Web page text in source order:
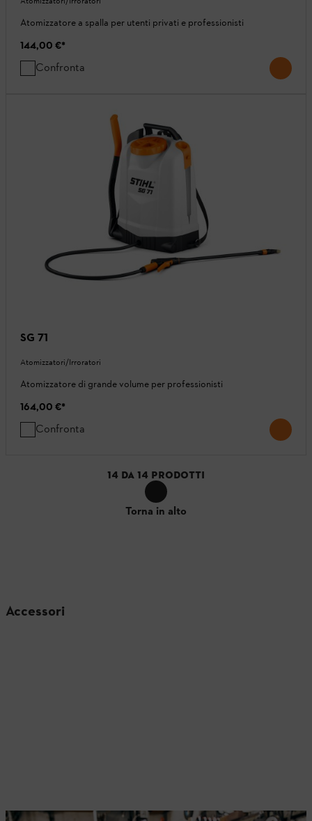
Atomizzatore a spalla per utenti privati ​​e professionisti
144,00 €*
Confronta
SG 71
Atomizzatori/Irroratori
Atomizzatore di grande volume per professionisti
164,00 €*
Confronta
14 DA 14 PRODOTTI
Torna in alto
Accessori